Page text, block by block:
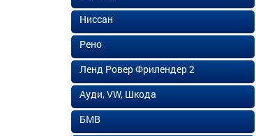
Ниссан
Рено
Ленд Ровер Фрилендер 2
Ауди, VW, Шкода
БМВ